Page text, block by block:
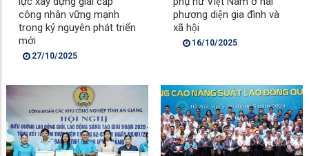
công nhân vững mạnh
trong kỷ nguyên phát triển
mới
27/10/2025
phương diện gia đình và
xã hội
16/10/2025